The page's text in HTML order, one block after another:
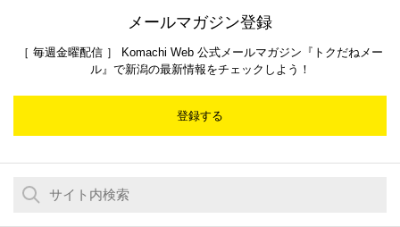
メールマガジン登録
［ 毎週金曜配信 ］ Komachi Web 公式メールマガジン『トクだねメー
ル』で新潟の最新情報をチェックしよう！
登録する